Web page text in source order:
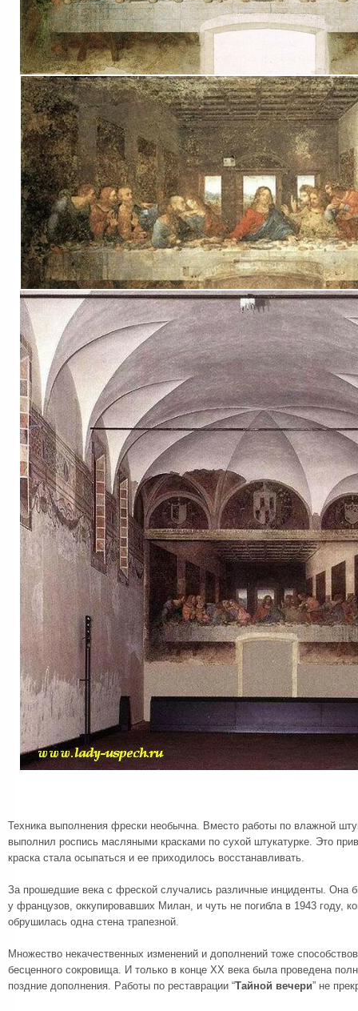
Техника выполнения фрески необычна. Вместо работы по влажной
выполнил роспись масляными красками по сухой штукатурке. Это
краска стала осыпаться и ее приходилось восстанавливать.
За прошедшие века с фреской случались различные инциденты. Она
у французов, оккупировавших Милан, и чуть не погибла в 1943 году,
обрушилась одна стена трапезной.
Множество некачественных изменений и дополнений тоже
бесценного сокровища. И только в конце XX века была проведена
поздние дополнения. Работы по реставрации “Тайной вечери” не